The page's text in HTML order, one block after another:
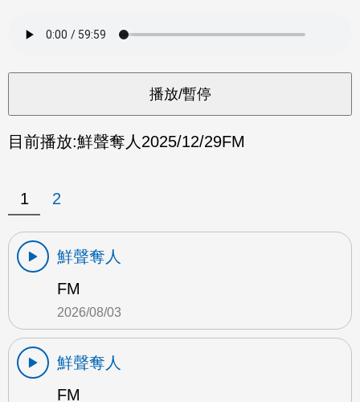
目前播放:鮮聲奪人2025/12/29FM
1 2
鮮聲奪人
FM
2026/08/03
鮮聲奪人
FM